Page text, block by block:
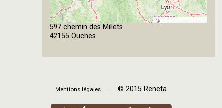
©
597 chemin des Millets
42155 Ouches
Mentions légales . © 2015 Reneta